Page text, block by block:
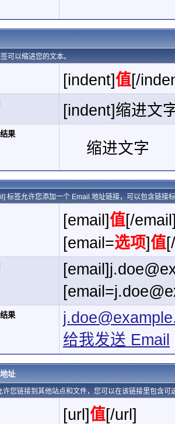
可以缩进您的文本。
[indent]值[/
[indent]缩进文
果
缩进文字
标签允许您添加一个 Email 地址链接，可以包含链接
[email]值[/
[email=选项]值
[email]
[
果
给我发送 Email
址
许您链接到其他站点和文件，您可以在该链接里包含可
[url]值[/url]